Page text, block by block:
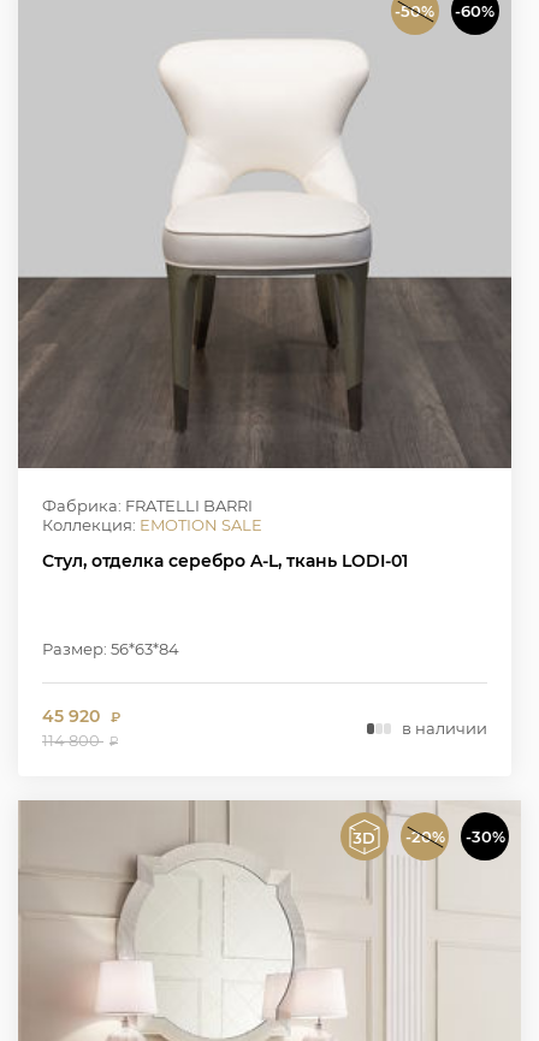
-50% -60%
Фабрика: FRATELLI BARRI
Коллекция: EMOTION SALE
Стул, отделка серебро A-L, ткань LODI-01
Размер: 56*63*84
45 920 ₽
114 800 ₽
в наличии
-20% -30%